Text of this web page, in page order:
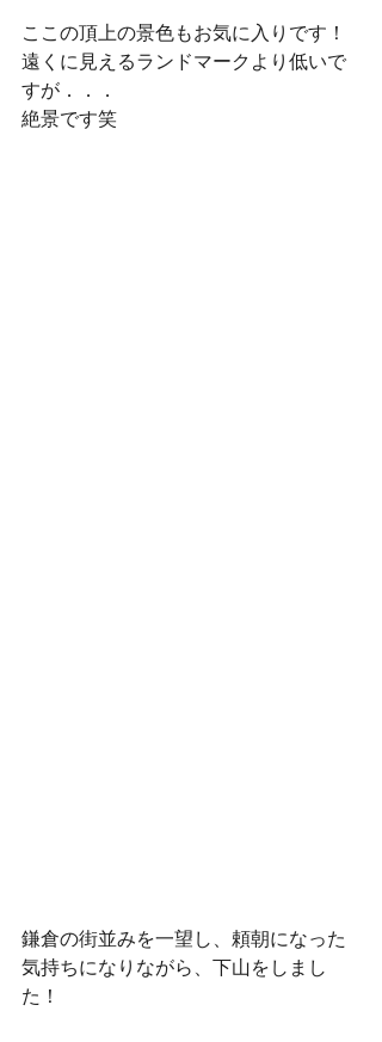
ここの頂上の景色もお気に入りです！
遠くに見えるランドマークより低いで
すが．．．
絶景です笑
鎌倉の街並みを一望し、頼朝になった
気持ちになりながら、下山をしまし
た！